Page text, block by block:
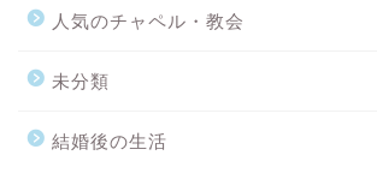
人気のチャペル・教会
未分類
結婚後の生活